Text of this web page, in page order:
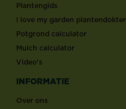
Plantengids
I love my garden plantendokter
Potgrond calculator
Mulch calculator
Video's
INFORMATIE
Over ons